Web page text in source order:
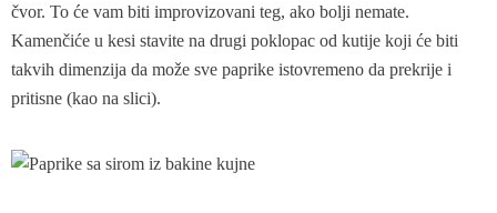
čvor. To će vam biti improvizovani teg, ako bolji nemate.
Kamenčiće u kesi stavite na drugi poklopac od kutije koji će biti
takvih dimenzija da može sve paprike istovremeno da prekrije i
pritisne (kao na slici).